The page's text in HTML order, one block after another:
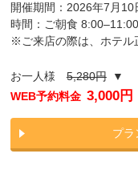
開催期間：2026年7月
時間：ご朝食
※ご来店の際は、ホテル
お一人様5,280円▼
WEB予約料金 3,000円
プラ